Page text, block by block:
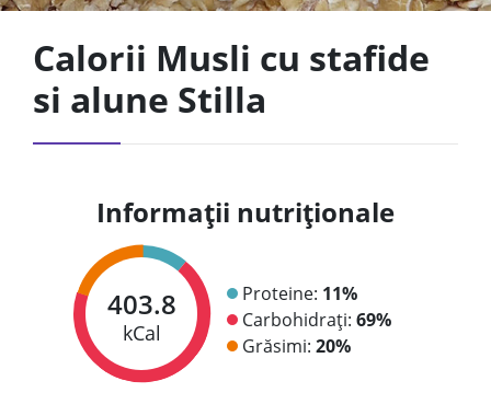
Calorii Musli cu stafide
si alune Stilla
Informații nutriționale
403.8
kCal
Proteine: 11%
Carbohidrați: 69%
Grăsimi: 20%